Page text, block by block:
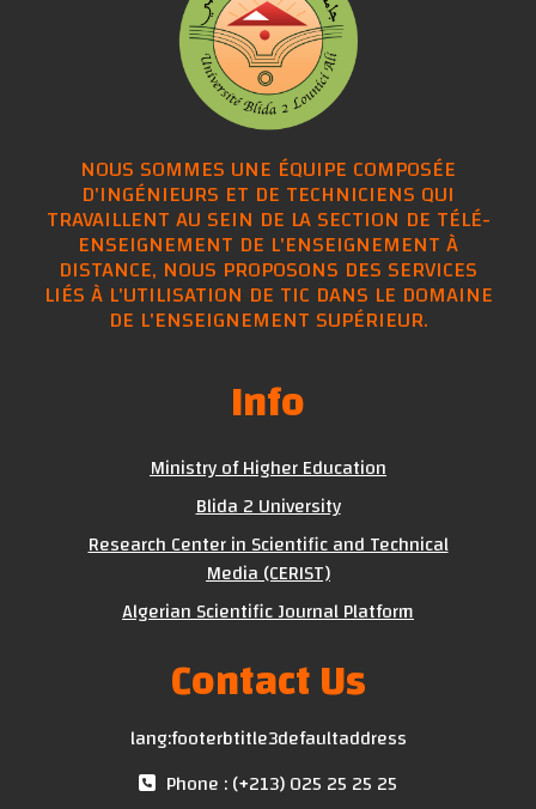
NOUS SOMMES UNE ÉQUIPE COMPOSÉE
D'INGÉNIEURS ET DE TECHNICIENS QUI
TRAVAILLENT AU SEIN DE LA SECTION DE TÉLÉ-
ENSEIGNEMENT DE L'ENSEIGNEMENT À
DISTANCE, NOUS PROPOSONS DES SERVICES
LIÉS À L'UTILISATION DE TIC DANS LE DOMAINE
DE L'ENSEIGNEMENT SUPÉRIEUR.
Info
Ministry of Higher Education
Blida 2 University
Research Center in Scientific and Technical
Media (CERIST)
Algerian Scientific Journal Platform
Contact Us
lang:footerbtitle3defaultaddress
Phone : (+213) 025 25 25 25